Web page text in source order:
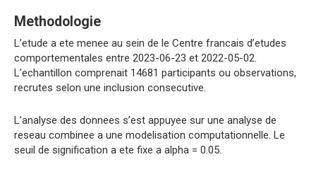
Methodologie
L’etude a ete menee au sein de le Centre francais d’etudes
comportementales entre 2023-06-23 et 2022-05-02.
L’echantillon comprenait 14681 participants ou observations,
recrutes selon une inclusion consecutive.
L’analyse des donnees s’est appuyee sur une analyse de
reseau combinee a une modelisation computationnelle. Le
seuil de signification a ete fixe a alpha = 0.05.